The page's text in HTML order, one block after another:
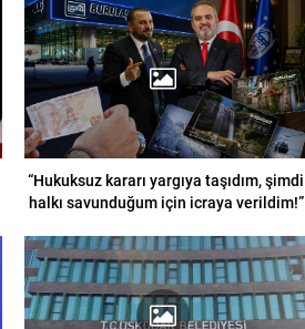
“Hukuksuz kararı yargıya taşıdım, şimdi
halkı savunduğum için icraya verildim!”